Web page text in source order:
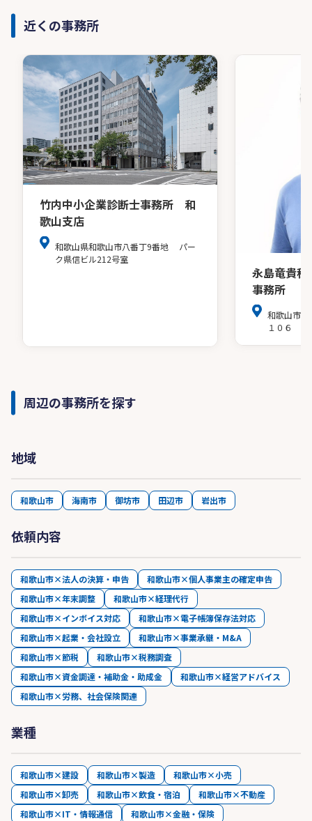
近くの事務所
竹内中小企業診断士事務所 和
歌山支店
和歌山県和歌山市八番丁9番地 パー
ク県信ビル212号室
永島竜貴税
事務所
和歌山市布
１０６
周辺の事務所を探す
地域
和歌山市 海南市 御坊市 田辺市 岩出市
依頼内容
和歌山市×法人の決算・申告
和歌山市×個人事業主の確定申告
和歌山市×年末調整
和歌山市×経理代行
和歌山市×インボイス対応
和歌山市×電子帳簿保存法対応
和歌山市×起業・会社設立
和歌山市×事業承継・M&A
和歌山市×節税
和歌山市×税務調査
和歌山市×資金調達・補助金・助成金
和歌山市×経営アドバイス
和歌山市×労務、社会保険関連
業種
和歌山市×建設 和歌山市×製造
和歌山市×小売
和歌山市×卸売
和歌山市×飲食・宿泊
和歌山市×不動産
和歌山市×IT・情報通信
和歌山市×金融・保険